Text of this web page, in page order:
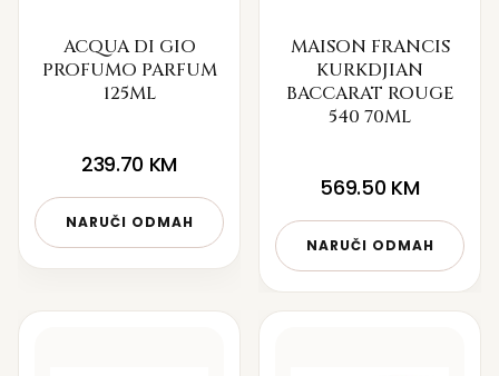
ACQUA DI GIO
PROFUMO PARFUM
125ML
239.70 KM
NARUČI ODMAH
MAISON FRANCIS
KURKDJIAN
BACCARAT ROUGE
540 70ML
569.50 KM
NARUČI ODMAH